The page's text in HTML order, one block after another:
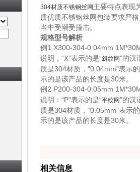
304材质不锈钢丝网 主要特点表现
质优质不锈钢丝网包装要求严
当中受潮受撞击。
规格型号解析
例1 X300-304-0.04mm
说明，“X”表示的是“斜纹网”的汉
质是304材质，“0.04mm”表示
示的是该产品的长度是
例2 P200-304-0.05mm
说明：“P”表示的是“平纹网”的汉
质是304材质，“0.05mm”表示
示的是该产品的长度是30米。
相关信息